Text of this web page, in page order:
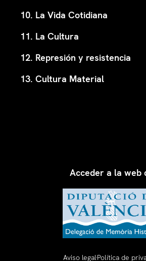
10. La Vida Cotidiana
11. La Cultura
12. Represión y resistencia
13. Cultura Material
Acceder a la web
Aviso legalPolítica de